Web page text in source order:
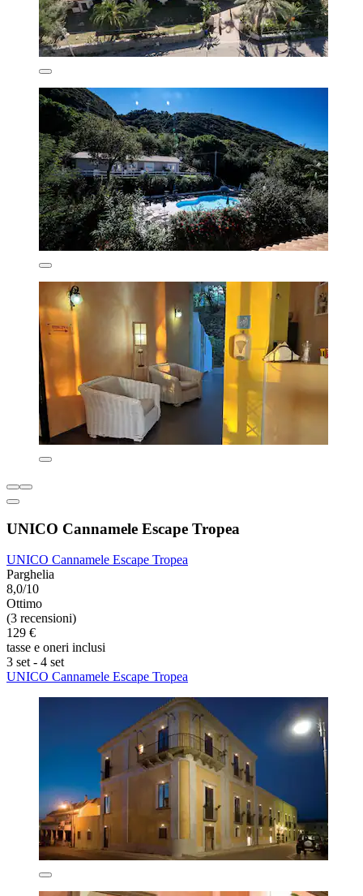
UNICO Cannamele Escape Tropea
UNICO Cannamele Escape Tropea
Parghelia
8,0/10
Ottimo
(3 recensioni)
129 €
tasse e oneri inclusi
3 set - 4 set
UNICO Cannamele Escape Tropea